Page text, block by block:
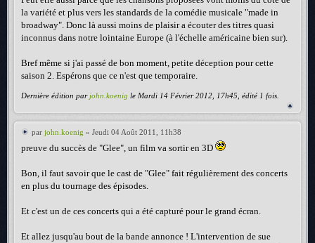
la variété et plus vers les standards de la comédie musicale "made in
broadway". Donc là aussi moins de plaisir a écouter des titres quasi
inconnus dans notre lointaine Europe (à l'échelle américaine bien sur).
Bref même si j'ai passé de bon moment, petite déception pour cette
saison 2. Espérons que ce n'est que temporaire.
Dernière édition par john.koenig le Mardi 14 Février 2012, 17h45, édité 1 fois.
par john.koenig » Jeudi 04 Août 2011, 11h38
preuve du succès de "Glee", un film va sortir en 3D
Bon, il faut savoir que le cast de "Glee" fait régulièrement des concerts
en plus du tournage des épisodes.
Et c'est un de ces concerts qui a été capturé pour le grand écran.
Et allez jusqu'au bout de la bande annonce ! L'intervention de sue